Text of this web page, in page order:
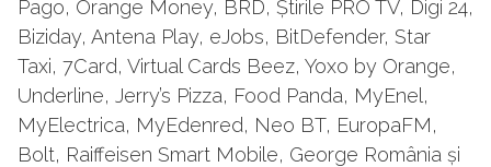
Pago, Orange Money, BRD, Știrile PRO TV, Digi 24,
Biziday, Antena Play, eJobs, BitDefender, Star
Taxi, 7Card, Virtual Cards Beez, Yoxo by Orange,
Underline, Jerry’s Pizza, Food Panda, MyEnel,
MyElectrica, MyEdenred, Neo BT, EuropaFM,
Bolt, Raiffeisen Smart Mobile, George România și